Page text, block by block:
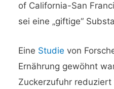
of California-San
sei eine „giftige“
Eine Studie von
Ernährung gewöhnt
Zuckerzufuhr reduziert